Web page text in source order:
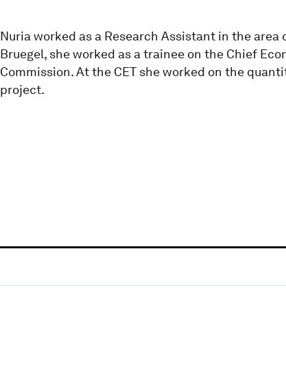
Nuria worked as a Research Assistant in the
Bruegel, she worked as a trainee on the Chief
Commission. At the CET she worked on the
project.